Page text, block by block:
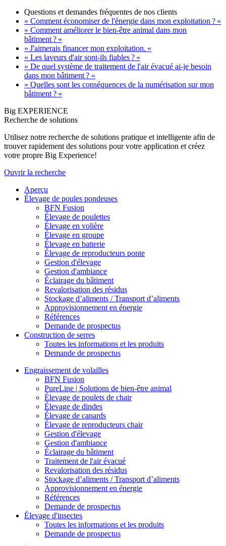
Questions et demandes fréquentes de nos clients
» Comment économiser de l'énergie dans mon exploitation ? «
» Comment améliorer le bien-être animal dans mon
bâtiment ? «
» J'aimerais financer mon exploitation. «
» Les laveurs d'air sont-ils fiables ? «
» De quel système de traitement de l'air évacué ai-je besoin
dans mon bâtiment ? «
» Quelles sont les conséquences de la numérisation sur mon
bâtiment ? «
Big EXPERIENCE
Recherche de solutions
Utilisez notre recherche de solutions pratique et intelligente afin de
trouver rapidement des solutions pour votre application et créez
votre propre Big Experience!
Ouvrir la recherche
Aperçu
Élevage de poules pondeuses
BFN Fusion
Élevage de poulettes
Élevage en volière
Élevage en groupe
Élevage en batterie
Élevage de reproducteurs ponte
Gestion d'élevage
Gestion d'ambiance
Éclairage du bâtiment
Revalorisation des résidus
Stockage d’aliments / Transport d’aliments
Approvisionnement en énergie
Références
Demande de prospectus
Construction de serres
Toutes les informations et les produits
Demande de prospectus
Engraissement de volailles
BFN Fusion
PureLine | Solutions de bien-être animal
Élevage de poulets de chair
Élevage de dindes
Élevage de canards
Élevage de reproducteurs chair
Gestion d'élevage
Gestion d'ambiance
Éclairage du bâtiment
Traitement de l'air évacué
Revalorisation des résidus
Stockage d’aliments / Transport d’aliments
Approvisionnement en énergie
Références
Demande de prospectus
Élevage d'insectes
Toutes les informations et les produits
Demande de prospectus